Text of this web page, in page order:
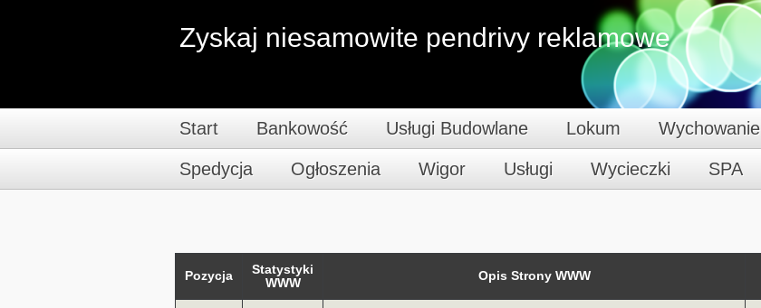
Zyskaj niesamowite pendrivy reklamowe
Start Bankowość Usługi Budowlane Lokum Wychowanie
Spedycja Ogłoszenia Wigor Usługi Wycieczki SPA
Pozycja
Statystyki
WWW
Opis Strony WWW